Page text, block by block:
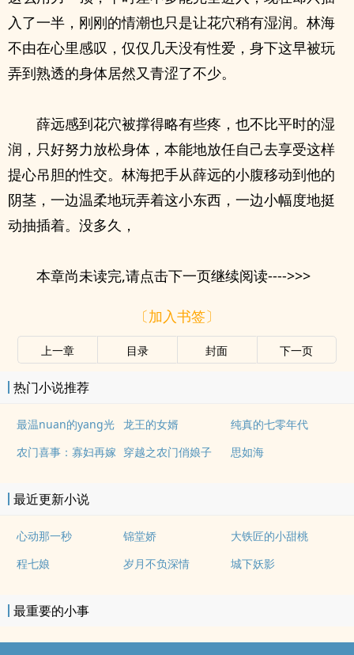
入了一半，刚刚的情潮也只是让花穴稍有湿润。林海
不由在心里感叹，仅仅几天没有性爱，身下这早被玩
弄到熟透的身体居然又青涩了不少。
薛远感到花穴被撑得略有些疼，也不比平时的湿
润，只好努力放松身体，本能地放任自己去享受这样
提心吊胆的性交。林海把手从薛远的小腹移动到他的
阴茎，一边温柔地玩弄着这小东西，一边小幅度地挺
动抽插着。没多久，
本章尚未读完,请点击下一页继续阅读---->>>
〔加入书签〕
上一章 目录 封面 下一页
热门小说推荐
最温nuan的yang光 龙王的女婿
纯真的七零年代
农门喜事：寡妇再嫁 穿越之农门俏娘子 思如海
最近更新小说
心动那一秒 锦堂娇
大铁匠的小甜桃
程七娘
岁月不负深情 城下妖影
最重要的小事